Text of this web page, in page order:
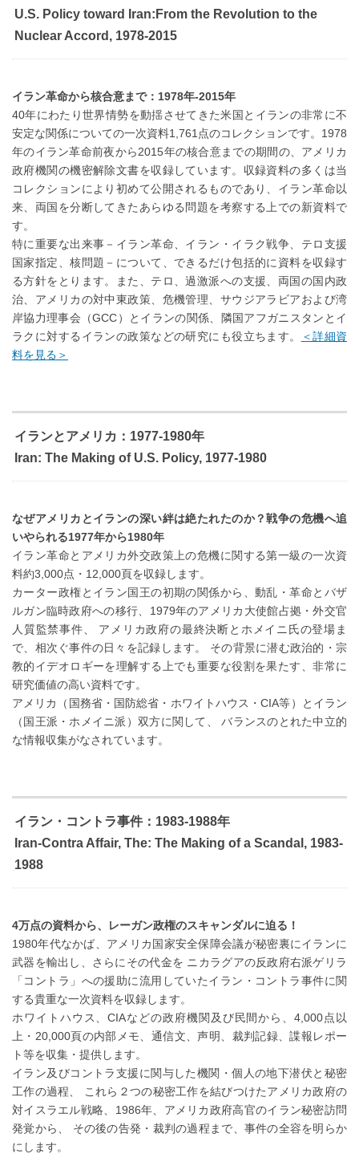
U.S. Policy toward Iran:From the Revolution to the
Nuclear Accord, 1978-2015
イラン革命から核合意まで：1978年-2015年
40年にわたり世界情勢を動揺させてきた米国とイランの非常に不
安定な関係についての一次資料1,761点のコレクションです。1978
年のイラン革命前夜から2015年の核合意までの期間の、アメリカ
政府機関の機密解除文書を収録しています。収録資料の多くは当
コレクションにより初めて公開されるものであり、イラン革命以
来、両国を分断してきたあらゆる問題を考察する上での新資料で
す。
特に重要な出来事－イラン革命、イラン・イラク戦争、テロ支援
国家指定、核問題－について、できるだけ包括的に資料を収録す
る方針をとります。また、テロ、過激派への支援、両国の国内政
治、アメリカの対中東政策、危機管理、サウジアラビアおよび湾
岸協力理事会（GCC）とイランの関係、隣国アフガニスタンとイ
ラクに対するイランの政策などの研究にも役立ちます。
＜詳細資
料を見る＞
イランとアメリカ：1977-1980年
Iran: The Making of U.S. Policy, 1977-1980
なぜアメリカとイランの深い絆は絶たれたのか？戦争の危機へ追
いやられる1977年から1980年
イラン革命とアメリカ外交政策上の危機に関する第一級の一次資
料約3,000点・12,000頁を収録します。
カーター政権とイラン国王の初期の関係から、動乱・革命とバザ
ルガン臨時政府への移行、1979年のアメリカ大使館占拠・外交官
人質監禁事件、 アメリカ政府の最終決断とホメイニ氏の登場ま
で、相次ぐ事件の日々を記録します。 その背景に潜む政治的・宗
教的イデオロギーを理解する上でも重要な役割を果たす、非常に
研究価値の高い資料です。
アメリカ（国務省・国防総省・ホワイトハウス・CIA等）とイラン
（国王派・ホメイニ派）双方に関して、 バランスのとれた中立的
な情報収集がなされています。
イラン・コントラ事件：1983-1988年
Iran-Contra Affair, The: The Making of a Scandal, 1983-
1988
4万点の資料から、レーガン政権のスキャンダルに迫る！
1980年代なかば、アメリカ国家安全保障会議が秘密裏にイランに
武器を輸出し、さらにその代金を ニカラグアの反政府右派ゲリラ
「コントラ」への援助に流用していたイラン・コントラ事件に関
する貴重な一次資料を収録します。
ホワイトハウス、CIAなどの政府機関及び民間から、4,000点以
上・20,000頁の内部メモ、通信文、声明、裁判記録、諜報レポー
ト等を収集・提供します。
イラン及びコントラ支援に関与した機関・個人の地下潜伏と秘密
工作の過程、 これら２つの秘密工作を結びつけたアメリカ政府の
対イスラエル戦略、1986年、アメリカ政府高官のイラン秘密訪問
発覚から、 その後の告発・裁判の過程まで、事件の全容を明らか
にします。